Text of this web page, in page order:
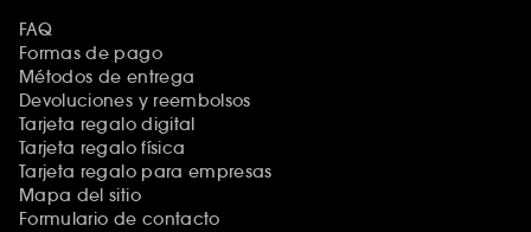
FAQ
Formas de pago
Métodos de entrega
Devoluciones y reembolsos
Tarjeta regalo digital
Tarjeta regalo física
Tarjeta regalo para empresas
Mapa del sitio
Formulario de contacto